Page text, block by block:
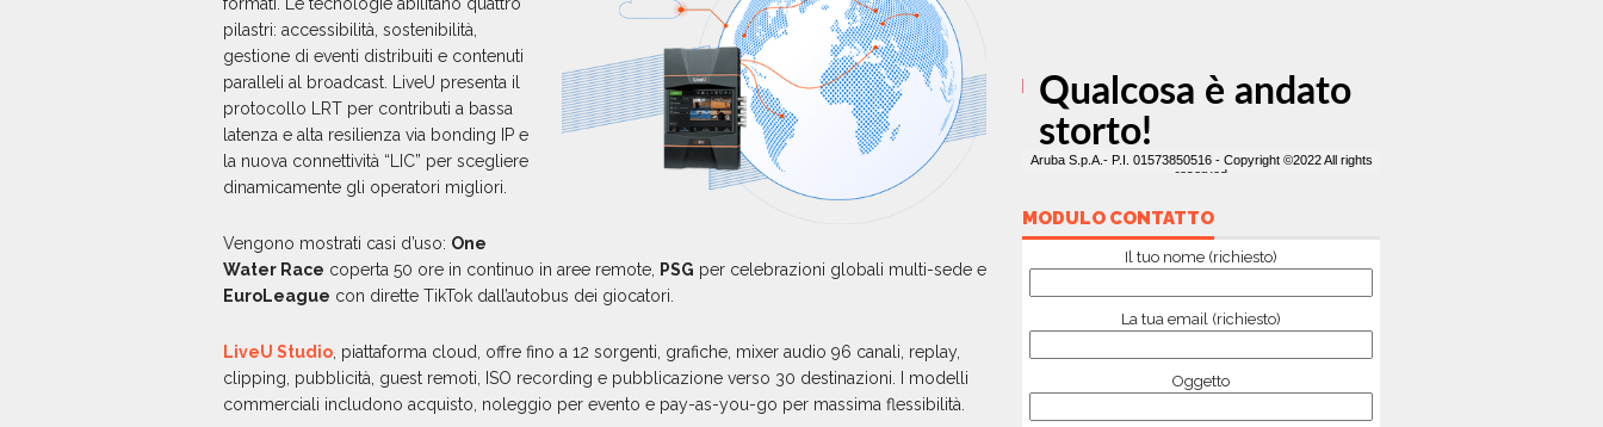
pilastri: accessibilità, sostenibilità,
gestione di eventi distribuiti e contenuti
paralleli al broadcast. LiveU presenta il
protocollo LRT per contributi a bassa
latenza e alta resilienza via bonding IP e
la nuova connettività “LIC” per scegliere
dinamicamente gli operatori migliori.
Vengono mostrati casi d’uso: One
Water Race coperta 50 ore in continuo in aree remote, PSG per celebrazioni globali multi-sede e
EuroLeague con dirette TikTok dall’autobus dei giocatori.
LiveU Studio , piattaforma cloud, offre fino a 12 sorgenti, grafiche, mixer audio 96 canali, replay,
clipping, pubblicità, guest remoti, ISO recording e pubblicazione verso 30 destinazioni. I modelli
commerciali includono acquisto, noleggio per evento e pay-as-you-go per massima flessibilità.
MODULO CONTATTO
Il tuo nome (richiesto)
La tua email (richiesto)
Oggetto